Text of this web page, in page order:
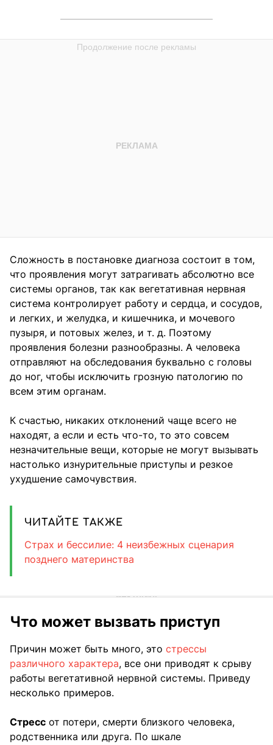
Сложность в постановке диагноза состоит в том,
что проявления могут затрагивать абсолютно все
системы органов, так как вегетативная нервная
система контролирует работу и сердца, и сосудов,
и легких, и желудка, и кишечника, и мочевого
пузыря, и потовых желез, и т. д. Поэтому
проявления болезни разнообразны. А человека
отправляют на обследования буквально с головы
до ног, чтобы исключить грозную патологию по
всем этим органам.⠀
К счастью, никаких отклонений чаще всего не
находят, а если и есть что-то, то это совсем
незначительные вещи, которые не могут вызывать
настолько изнурительные приступы и резкое
ухудшение самочувствия.⠀
ЧИТАЙТЕ ТАКЖЕ
Страх и бессилие: 4 неизбежных сценария
позднего материнства
Что может вызвать приступ
Причин может быть много, это стрессы
различного характера, все они приводят к срыву
работы вегетативной нервной системы. Приведу
несколько примеров. ⠀
Стресс от потери, смерти близкого человека,
родственника или друга. По шкале